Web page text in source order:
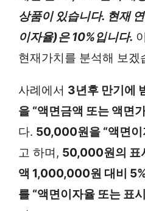
상품이 있습니다. 현재
이자율)은 10%입니다.
현재가치를 분석해 보겠
사례에서 3년후 만기에
을 “액면금액 또는 액면
다. 50,000원을 “액면이
고 하며, 50,000원의 표
액 1,000,000원 대비
를 “액면이자율 또는 표